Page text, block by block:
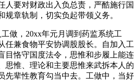
人要对财政出入负总责，严酷施行国
规章轨制，切实负起带领义务。
做，20xx年元月调到药监系统工
任兼食物平安协调股股长。自加入工
目恪守国度法令，思惟和步履上能连
思惟、理论和主要思惟来武拆本人的
先辈性教育勾当中去。工做中，当好